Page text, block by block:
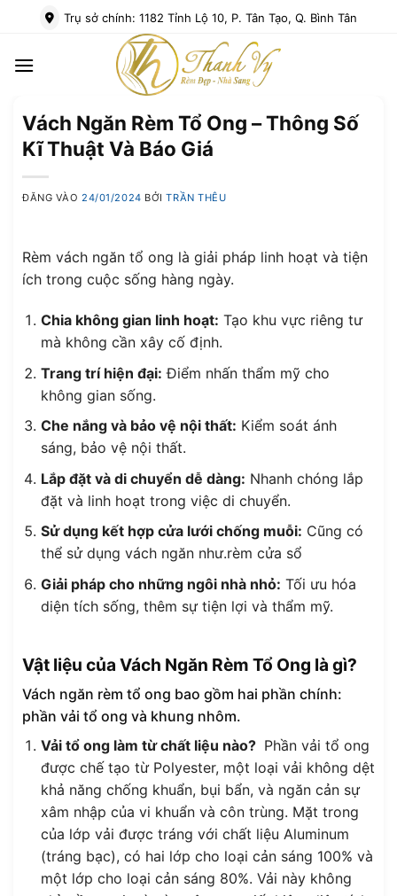
dung
Trụ sở chính: 1182 Tỉnh Lộ 10, P. Tân Tạo, Q. Bình Tân
Vách Ngăn Rèm Tổ Ong – Thông Số
Kĩ Thuật Và Báo Giá
ĐĂNG VÀO24/01/2024 BỞITRẦN THÊU
Rèm vách ngăn tổ ong là giải pháp linh hoạt và tiện
ích trong cuộc sống hàng ngày.
Chia không gian linh hoạt: Tạo khu vực riêng tư
mà không cần xây cố định.
Trang trí hiện đại: Điểm nhấn thẩm mỹ cho
không gian sống.
Che nắng và bảo vệ nội thất: Kiểm soát ánh
sáng, bảo vệ nội thất.
Lắp đặt và di chuyển dễ dàng: Nhanh chóng lắp
đặt và linh hoạt trong việc di chuyển.
Sử dụng kết hợp cửa lưới chống muỗi: Cũng có
thể sử dụng vách ngăn như.rèm cửa sổ
Giải pháp cho những ngôi nhà nhỏ: Tối ưu hóa
diện tích sống, thêm sự tiện lợi và thẩm mỹ.
Vật liệu của Vách Ngăn Rèm Tổ Ong là gì?
Vách ngăn rèm tổ ong bao gồm hai phần chính:
phần vải tổ ong và khung nhôm.
Vải tổ ong làm từ chất liệu nào? Phần vải tổ ong
được chế tạo từ Polyester, một loại vải không dệt
khả năng chống khuẩn, bụi bẩn, và ngăn cản sự
xâm nhập của vi khuẩn và côn trùng. Mặt trong
của lớp vải được tráng với chất liệu Aluminum
(tráng bạc), có hai lớp cho loại cản sáng 100% và
một lớp cho loại cản sáng 80%. Vải này không